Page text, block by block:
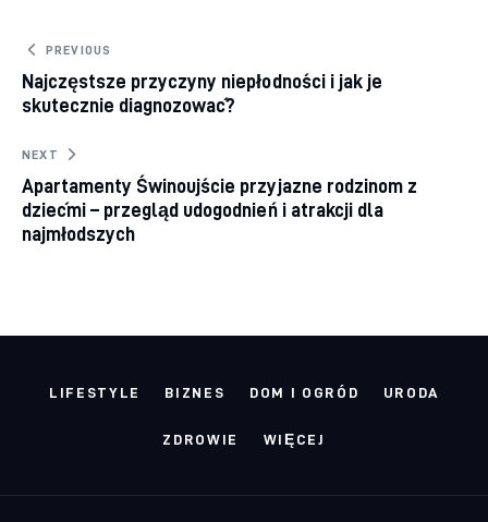
Nawigacja wpisu
PREVIOUS
Najczęstsze przyczyny niepłodności i jak je
skutecznie diagnozować?
NEXT
Apartamenty Świnoujście przyjazne rodzinom z
dziećmi – przegląd udogodnień i atrakcji dla
najmłodszych
LIFESTYLE BIZNES DOM I OGRÓD URODA
ZDROWIE WIĘCEJ